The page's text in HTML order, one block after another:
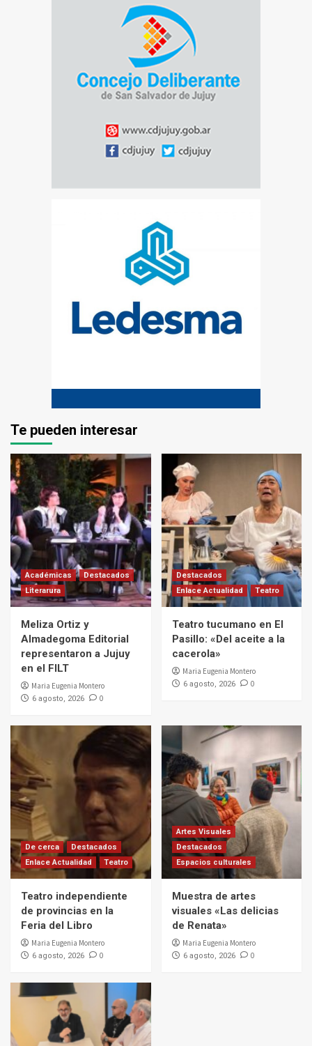
Te pueden interesar
Académicas
Destacados
Literarura
Meliza Ortiz y
Almadegoma Editorial
representaron a Jujuy
en el FILT
Maria Eugenia Montero
6 agosto, 2026 0
Destacados
Enlace Actualidad
Teatro
Teatro tucumano en El
Pasillo: «Del aceite a la
cacerola»
Maria Eugenia Montero
6 agosto, 2026 0
De cerca
Destacados
Enlace Actualidad
Teatro
Teatro independiente
de provincias en la
Feria del Libro
Maria Eugenia Montero
6 agosto, 2026 0
Artes Visuales
Destacados
Espacios culturales
Muestra de artes
visuales «Las delicias
de Renata»
Maria Eugenia Montero
6 agosto, 2026 0